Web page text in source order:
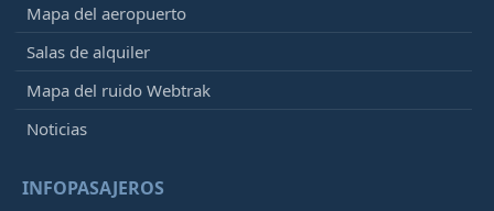
Mapa del aeropuerto
Salas de alquiler
Mapa del ruido Webtrak
Noticias
INFOPASAJEROS